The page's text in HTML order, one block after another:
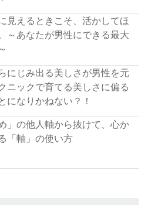
見えるときこそ、活かしてほ
～あなたが男性にできる最大
にじみ出る美しさが男性を元
ニックで育てる美しさに偏る
になりかねない？！
」の他人軸から抜けて、心か
「軸」の使い方